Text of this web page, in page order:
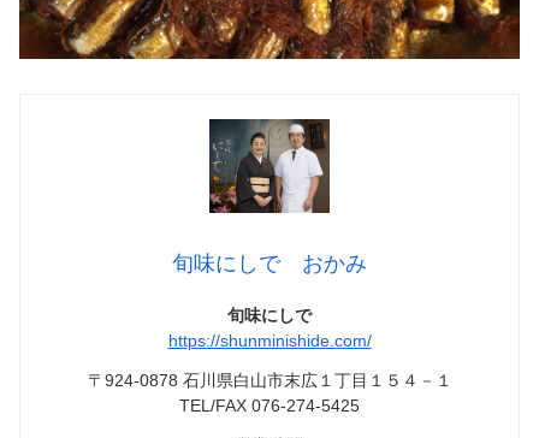
旬味にしで おかみ
旬味にしで
https://shunminishide.com/
〒924-0878 石川県白山市末広１丁目１５４－１
TEL/FAX 076-274-5425